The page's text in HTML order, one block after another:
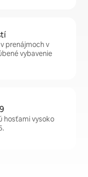
prenájmoch v
vybavenie
hosťami vysoko